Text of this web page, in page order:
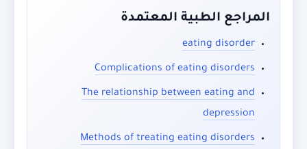
المراجع الطبية المعتمدة
eating disorder
Complications of eating disorders
The relationship between eating and
depression
Methods of treating eating disorders